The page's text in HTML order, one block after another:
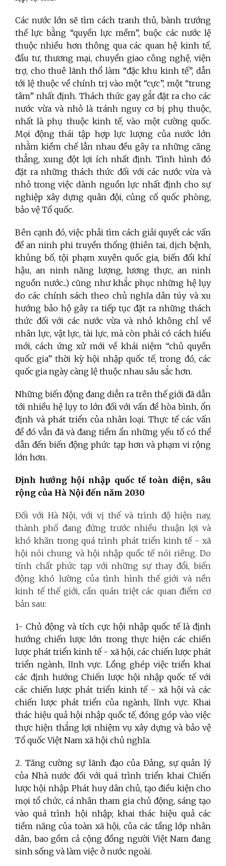
Các nước lớn sẽ tìm cách tranh thủ, bành trướng
thế lực bằng “quyền lực mềm”, buộc các nước lệ
thuộc nhiều hơn thông qua các quan hệ kinh tế,
đầu tư, thương mại, chuyển giao công nghệ, viện
trợ, cho thuê lãnh thổ làm “đặc khu kinh tế”, dẫn
tới lệ thuộc về chính trị vào một “cực”, một “trung
tâm” nhất định. Thách thức gay gắt đặt ra cho các
nước vừa và nhỏ là tránh nguy cơ bị phụ thuộc,
nhất là phụ thuộc kinh tế, vào một cường quốc.
Mọi động thái tập hợp lực lượng của nước lớn
nhằm kiềm chế lẫn nhau đều gây ra những căng
thẳng, xung đột lợi ích nhất định. Tình hình đó
đặt ra những thách thức đối với các nước vừa và
nhỏ trong việc dành nguồn lực nhất định cho sự
nghiệp xây dựng quân đội, củng cố quốc phòng,
bảo vệ Tổ quốc.
Bên cạnh đó, việc phải tìm cách giải quyết các vấn
đề an ninh phi truyền thống (thiên tai, dịch bệnh,
khủng bố, tội phạm xuyên quốc gia, biến đổi khí
hậu, an ninh năng lượng, lương thực, an ninh
nguồn nước...) cũng như khắc phục những hệ lụy
do các chính sách theo chủ nghĩa dân túy và xu
hướng bảo hộ gây ra tiếp tục đặt ra những thách
thức đối với các nước vừa và nhỏ không chỉ về
nhân lực, vật lực, tài lực, mà còn phải có cách hiểu
mới, cách ứng xử mới về khái niệm “chủ quyền
quốc gia” thời kỳ hội nhập quốc tế, trong đó, các
quốc gia ngày càng lệ thuộc nhau sâu sắc hơn.
Những biến động đang diễn ra trên thế giới đã dẫn
tới nhiều hệ lụy to lớn đối với vấn đề hòa bình, ổn
định và phát triển của nhân loại. Thực tế các vấn
đề đó vẫn đã và đang tiềm ẩn những yếu tố có thể
dẫn đến biến động phức tạp hơn và phạm vi rộng
lớn hơn.
Định hướng hội nhập quốc tế toàn diện, sâu
rộng của Hà Nội đến năm 2030
Đối với Hà Nội, với vị thế và trình độ hiện nay,
thành phố đang đứng trước nhiều thuận lợi và
khó khăn trong quá trình phát triển kinh tế - xã
hội nói chung và hội nhập quốc tế nói riêng. Do
tính chất phức tạp với những sự thay đổi, biến
động khó lường của tình hình thế giới và nền
kinh tế thế giới, cần quán triệt các quan điểm cơ
bản sau:
1- Chủ động và tích cực hội nhập quốc tế là định
hướng chiến lược lớn trong thực hiện các chiến
lược phát triển kinh tế - xã hội, các chiến lược phát
triển ngành, lĩnh vực. Lồng ghép việc triển khai
các định hướng Chiến lược hội nhập quốc tế với
các chiến lược phát triển kinh tế - xã hội và các
chiến lược phát triển của ngành, lĩnh vực. Khai
thác hiệu quả hội nhập quốc tế, đóng góp vào việc
thực hiện thắng lợi nhiệm vụ xây dựng và bảo vệ
Tổ quốc Việt Nam xã hội chủ nghĩa.
2. Tăng cường sự lãnh đạo của Đảng, sự quản lý
của Nhà nước đối với quá trình triển khai Chiến
lược hội nhập. Phát huy dân chủ, tạo điều kiện cho
mọi tổ chức, cá nhân tham gia chủ động, sáng tạo
vào quá trình hội nhập; khai thác hiệu quả các
tiềm năng của toàn xã hội, của các tầng lớp nhân
dân, bao gồm cả cộng đồng người Việt Nam đang
sinh sống và làm việc ở nước ngoài.